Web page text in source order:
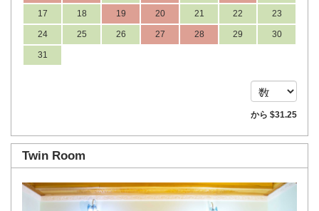
17 18 19 20 21 22 23
24 25 26 27 28 29 30
31
から $31.25
Twin Room
Previous Next